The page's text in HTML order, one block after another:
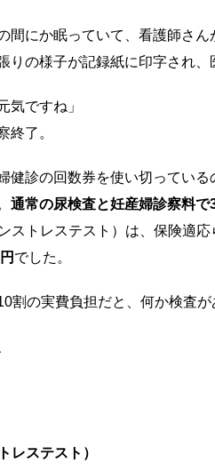
間にか眠っていて、看護師さん
りの様子が記録紙に印字され、
気ですね」
終了。
健診の回数券を使い切っている
通常の尿検査と妊産婦診察料
ストレステスト）は、保険適応
でした。
の実費負担だと、何か検査が
レステスト）